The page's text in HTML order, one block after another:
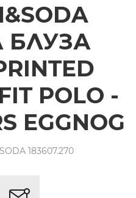
POLO -
EGGNOG
183607.270